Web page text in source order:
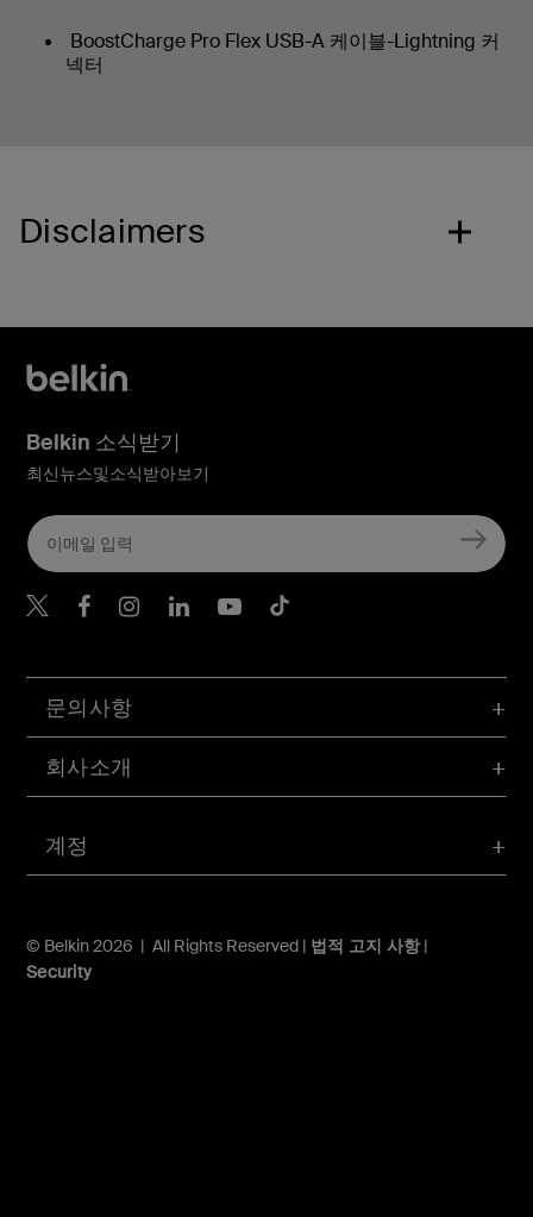
BoostCharge Pro Flex USB-A 케이블-Lightning 커
넥터
Disclaimers
계정
문의사항
회사소개
© Belkin 2026 | All Rights Reserved | 법적 고지 사항|
Security
Belkin 소식받기
최신뉴스및소식받아보기
Belkin Twitter